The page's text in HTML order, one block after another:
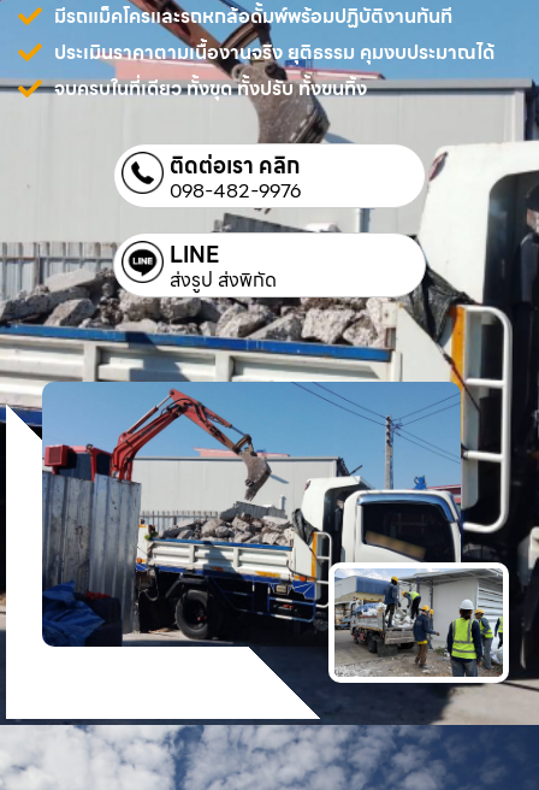
มีรถแม็คโครและรถหกล้อดั้มพ์พร้อมปฏิบัติงานทันที
ประเมินราคาตามเนื้องานจริง ยุติธรรม คุมงบประมาณได้
จบครบในที่เดียว ทั้งขุด ทั้งปรับ ทั้งขนทิ้ง
ติดต่อเรา คลิก
098-482-9976
LINE
ส่งรูป ส่งพิกัด